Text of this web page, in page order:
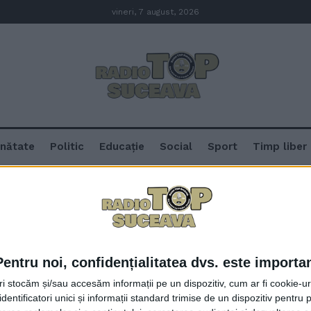
noi, confidențialitatea dvs. este
stocăm și/sau accesăm informații pe un dispozitiv, cum ar fi cookie-
unici și informații standard trimise de un dispozitiv pentru
vineri, 7 august, 2026
Politic Educație Social Sport Timp liber
Cristian Lupașcu
Dr. Cristian Lupașcu a realizat
transplanturi de ficat. Domnul